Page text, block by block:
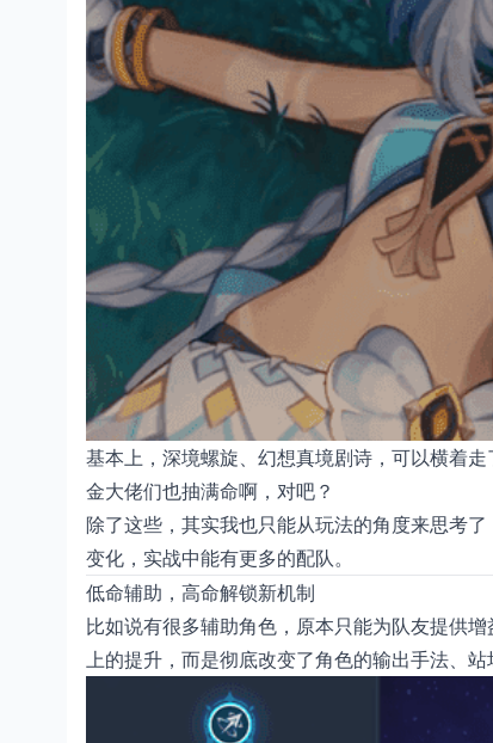
基本上，深境螺旋、幻想真境剧诗，可以横着
金大佬们也抽满命啊，对吧？
除了这些，其实我也只能从玩法的角度来思考
变化，实战中能有更多的配队。
低命辅助，高命解锁新机制
比如说有很多辅助角色，原本只能为队友提供
上的提升，而是彻底改变了角色的输出手法、